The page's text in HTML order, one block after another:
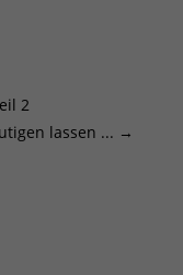
2
lassen ... →